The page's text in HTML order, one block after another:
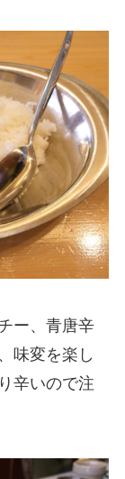
ー、青唐辛
味変を楽し
辛いので注